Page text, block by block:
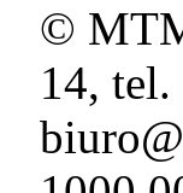
©
14,